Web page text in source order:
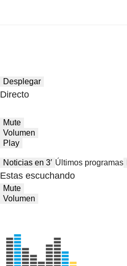
Desplegar
Directo
Mute
Volumen
Play
Noticias en 3′ Últimos programas
Estas escuchando
Mute
Volumen